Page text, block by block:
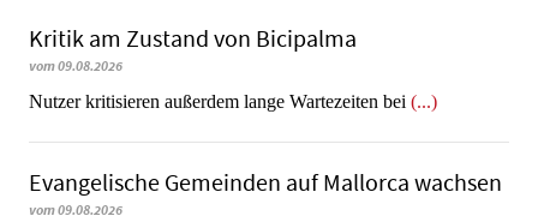
Kritik am Zustand von Bicipalma
vom 09.08.2026
Nutzer kritisieren außerdem lange Wartezeiten bei (...)
Evangelische Gemeinden auf Mallorca wachsen
vom 09.08.2026